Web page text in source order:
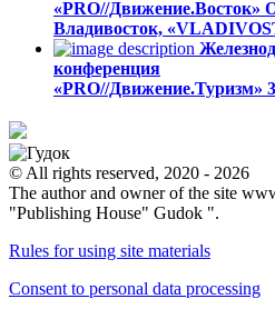
«PRO//Движение.Восток»
Владивосток,
конференция
«PRO//Движение.Туризм»
© All rights reserved, 2020 - 2026
The author and owner of the site
"Publishing House" Gudok ".
Rules for using site materials
Consent to personal data processing